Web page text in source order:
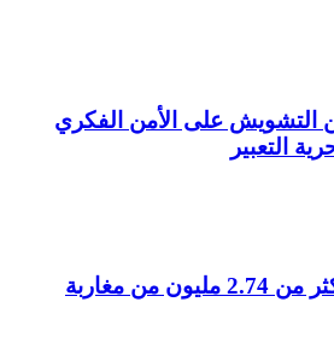
التشويش على الأمن الفكري
التعبير
عملية مرحبا 2026.. أكثر من 2.74 مليون من مغاربة